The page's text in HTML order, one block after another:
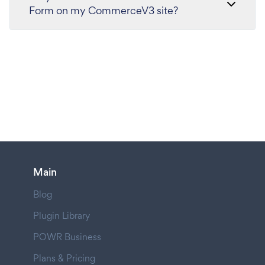
Form on my CommerceV3 site?
Main
Blog
Plugin Library
POWR Business
Plans & Pricing